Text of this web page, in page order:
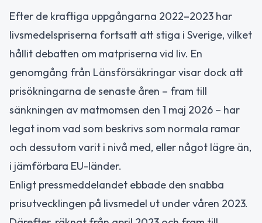
Efter de kraftiga uppgångarna 2022–2023 har
livsmedelspriserna fortsatt att stiga i Sverige, vilket
hållit debatten om matpriserna vid liv. En
genomgång från Länsförsäkringar visar dock att
prisökningarna de senaste åren – fram till
sänkningen av matmomsen den 1 maj 2026 – har
legat inom vad som beskrivs som normala ramar
och dessutom varit i nivå med, eller något lägre än,
i jämförbara EU-länder.
Enligt pressmeddelandet ebbade den snabba
prisutvecklingen på livsmedel ut under våren 2023.